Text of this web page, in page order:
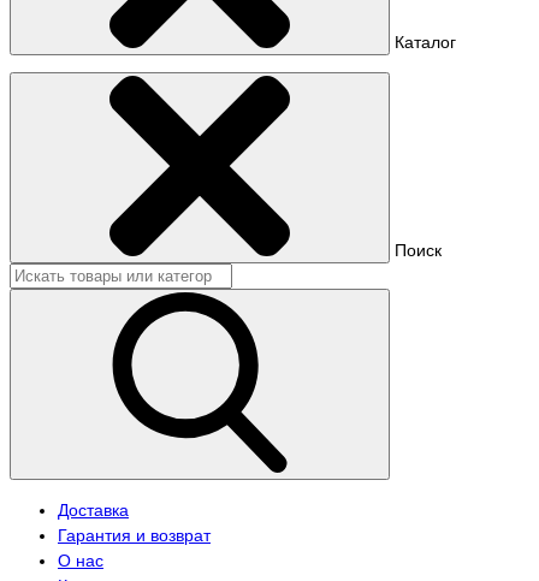
Каталог
Поиск
Доставка
Гарантия и возврат
О нас